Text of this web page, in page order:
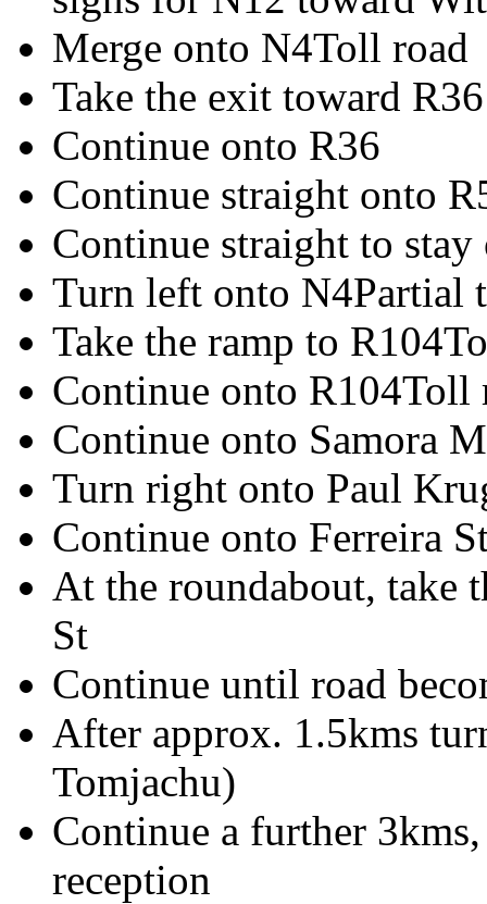
Merge onto N4Toll road
Take the exit toward R36
Continue onto R36
Continue straight onto
Continue straight to stay
Turn left onto N4Partial
Take the ramp to
Continue onto R104Toll
Continue onto Samora
Turn right onto Paul
Continue onto Ferreira
At the roundabout, take
St
Continue until road
After approx. 1.5kms
Tomjachu)
Continue a further
reception